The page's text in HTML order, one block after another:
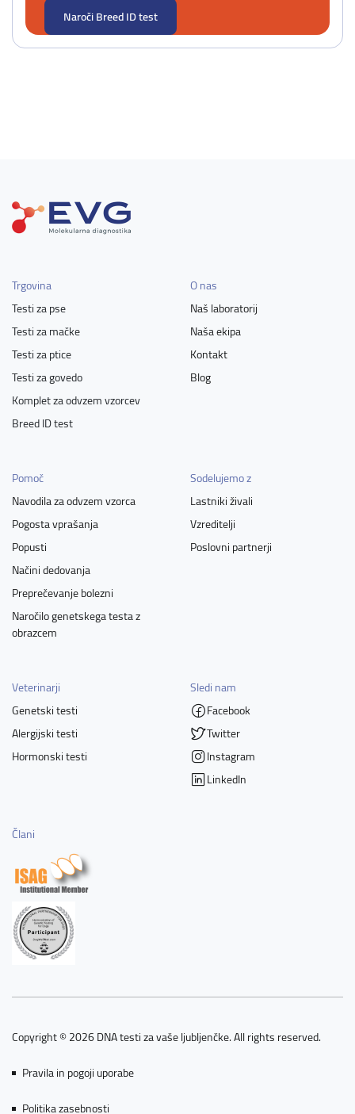
Naroči Breed ID test
Trgovina
Testi za pse
Testi za mačke
Testi za ptice
Testi za govedo
Komplet za odvzem vzorcev
Breed ID test
O nas
Naš laboratorij
Naša ekipa
Kontakt
Blog
Pomoč
Navodila za odvzem vzorca
Pogosta vprašanja
Popusti
Načini dedovanja
Preprečevanje bolezni
Naročilo genetskega testa z
obrazcem
Sodelujemo z
Lastniki živali
Vzreditelji
Poslovni partnerji
Veterinarji
Genetski testi
Alergijski testi
Hormonski testi
Sledi nam
Facebook
Twitter
Instagram
LinkedIn
Člani
Copyright © 2026 DNA testi za vaše ljubljenčke. All rights reserved.
Pravila in pogoji uporabe
Politika zasebnosti